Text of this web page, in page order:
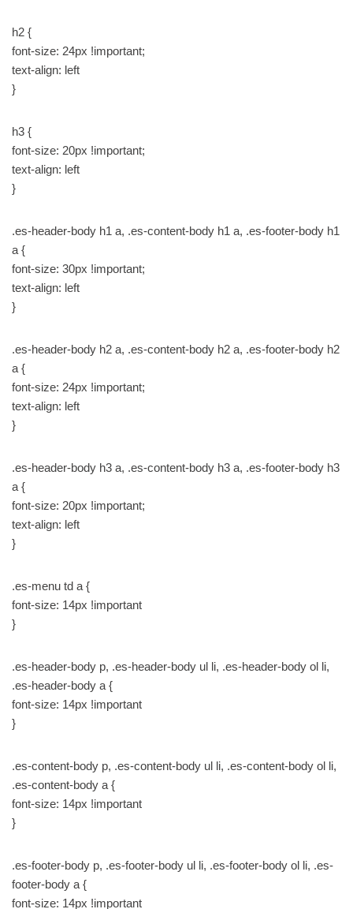
h2 {
font-size: 24px !important;
text-align: left
}
h3 {
font-size: 20px !important;
text-align: left
}
.es-header-body h1 a, .es-content-body h1 a, .es-footer-body h1
a {
font-size: 30px !important;
text-align: left
}
.es-header-body h2 a, .es-content-body h2 a, .es-footer-body h2
a {
font-size: 24px !important;
text-align: left
}
.es-header-body h3 a, .es-content-body h3 a, .es-footer-body h3
a {
font-size: 20px !important;
text-align: left
}
.es-menu td a {
font-size: 14px !important
}
.es-header-body p, .es-header-body ul li, .es-header-body ol li,
.es-header-body a {
font-size: 14px !important
}
.es-content-body p, .es-content-body ul li, .es-content-body ol li,
.es-content-body a {
font-size: 14px !important
}
.es-footer-body p, .es-footer-body ul li, .es-footer-body ol li, .es-
footer-body a {
font-size: 14px !important